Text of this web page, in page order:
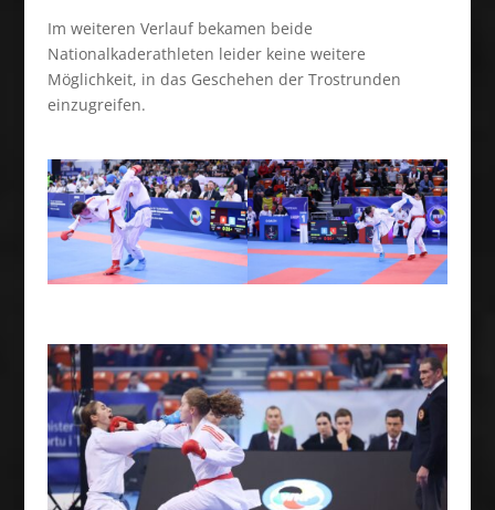
Im weiteren Verlauf bekamen beide
Nationalkaderathleten leider keine weitere
Möglichkeit, in das Geschehen der Trostrunden
einzugreifen.